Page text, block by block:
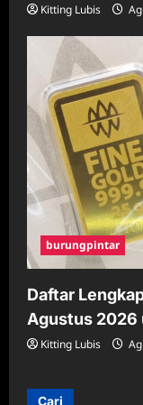
Kitting Lubis
burungpintar
Daftar
Agustus 2026
Kitting Lubis
Cari